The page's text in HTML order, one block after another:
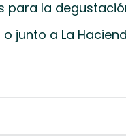
para la
o junto a La